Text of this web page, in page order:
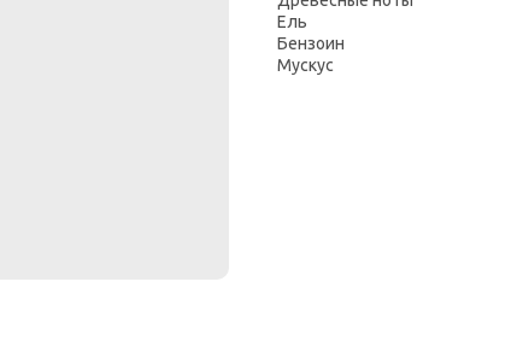
Ель
Бензоин
Мускус